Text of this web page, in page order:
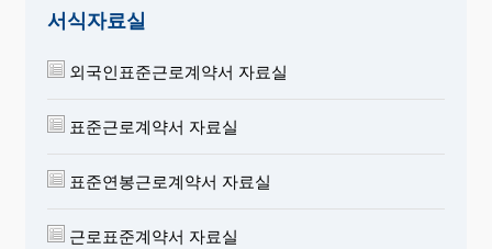
서식자료실
외국인표준근로계약서 자료실
표준근로계약서 자료실
표준연봉근로계약서 자료실
근로표준계약서 자료실